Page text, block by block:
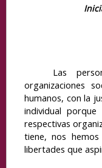
Las
organizaciones
humanos, con la
individual
respectivas
tiene, nos
libertades que